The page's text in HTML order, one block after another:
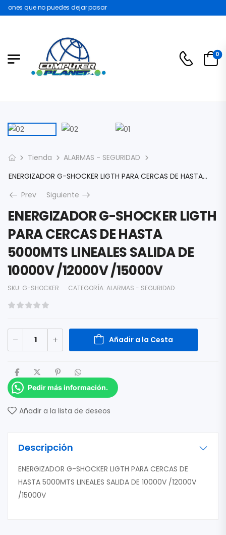
que no puedes dejar pasar
0
Tienda
ALARMAS - SEGURIDAD
ENERGIZADOR G-SHOCKER LIGTH PARA CERCAS DE HASTA 5000MTS LINEALES SALIDA DE 10000V /12000V /15000V
Prev
Siguiente
ENERGIZADOR G-SHOCKER LIGTH
PARA CERCAS DE HASTA
5000MTS LINEALES SALIDA DE
10000V /12000V /15000V
SKU: G-SHOCKER CATEGORÍA: ALARMAS - SEGURIDAD
Añadir a la Cesta
Pedir más información.
Añadir a la lista de deseos
Descripción
ENERGIZADOR G-SHOCKER LIGTH PARA CERCAS DE
HASTA 5000MTS LINEALES SALIDA DE 10000V /12000V
/15000V